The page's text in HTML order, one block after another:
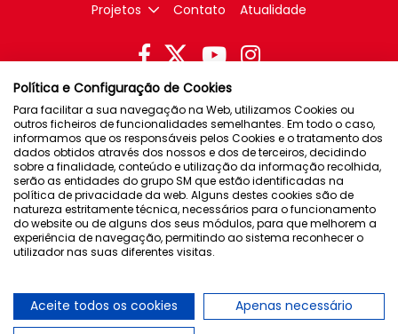
Projetos Contato Atualidade
Brasil
Chile
Espanha
México
Porto Rico
Newsletter
Condições de uso
Política de cookies
Política e Configuração de Cookies
Para facilitar a sua navegação na Web, utilizamos Cookies ou
outros ficheiros de funcionalidades semelhantes. Em todo o caso,
informamos que os responsáveis pelos Cookies e o tratamento dos
dados obtidos através dos nossos e dos de terceiros, decidindo
sobre a finalidade, conteúdo e utilização da informação recolhida,
serão as entidades do grupo SM que estão identificadas na
política de privacidade da web. Alguns destes cookies são de
natureza estritamente técnica, necessários para o funcionamento
do website ou de alguns dos seus módulos, para que melhorem a
experiência de navegação, permitindo ao sistema reconhecer o
utilizador nas suas diferentes visitas.
Aceite todos os cookies
Apenas necessário